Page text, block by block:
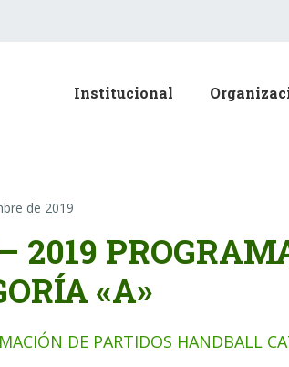
Institucional
de 2019
2019
«A»
DE PARTIDOS HANDBALL